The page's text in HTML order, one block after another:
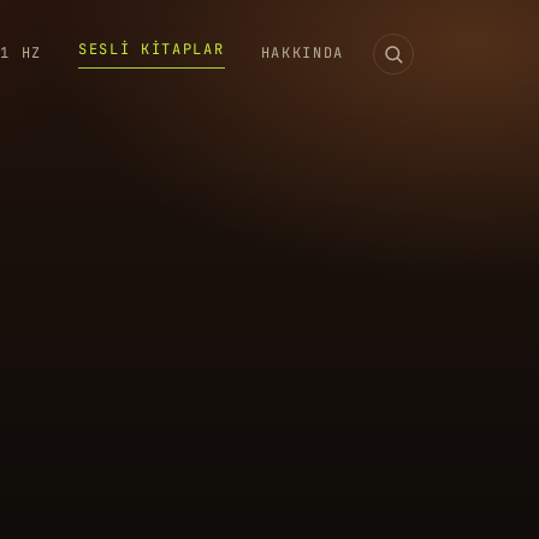
HZ SESLI KITAPLAR HAKKINDA